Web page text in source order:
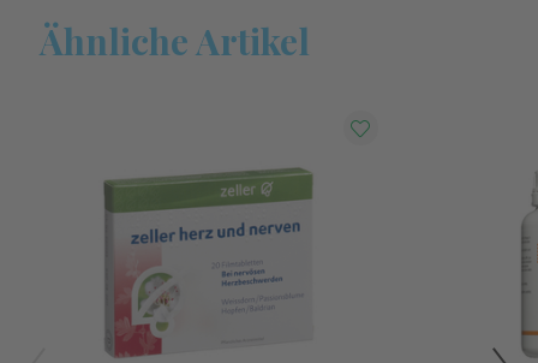
Ähnliche Artikel